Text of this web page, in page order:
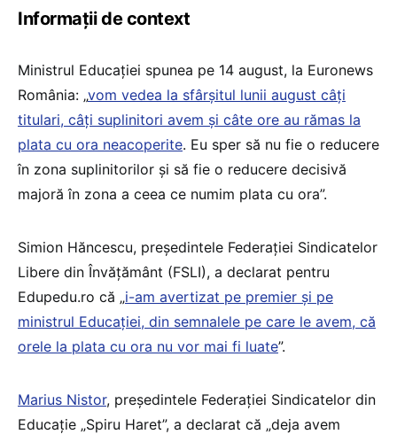
Informații de context
Ministrul Educației spunea pe 14 august, la Euronews
România: „vom vedea la sfârșitul lunii august câți
titulari, câți suplinitori avem și câte ore au rămas la
plata cu ora neacoperite. Eu sper să nu fie o reducere
în zona suplinitorilor și să fie o reducere decisivă
majoră în zona a ceea ce numim plata cu ora”.
Simion Hăncescu, președintele Federației Sindicatelor
Libere din Învățământ (FSLI), a declarat pentru
Edupedu.ro că „i-am avertizat pe premier și pe
ministrul Educației, din semnalele pe care le avem, că
orele la plata cu ora nu vor mai fi luate”.
Marius Nistor, președintele Federației Sindicatelor din
Educație „Spiru Haret”, a declarat că „deja avem